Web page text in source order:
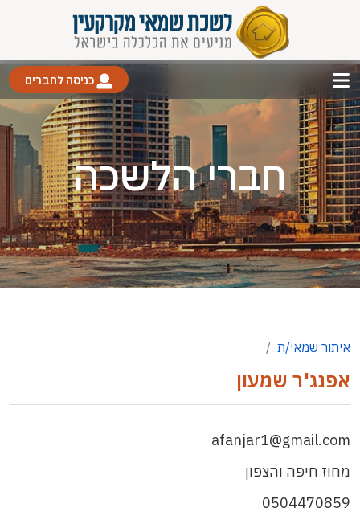
כניסה לחברים
חברי הלשכה
איתור שמאי/ת
אפנג'ר שמעון
afanjar1@gmail.com
מחוז חיפה והצפון
0504470859